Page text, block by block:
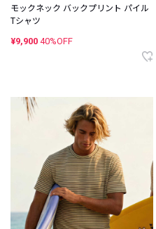
モックネック バックプリント パイル
Tシャツ
¥9,900 40%OFF